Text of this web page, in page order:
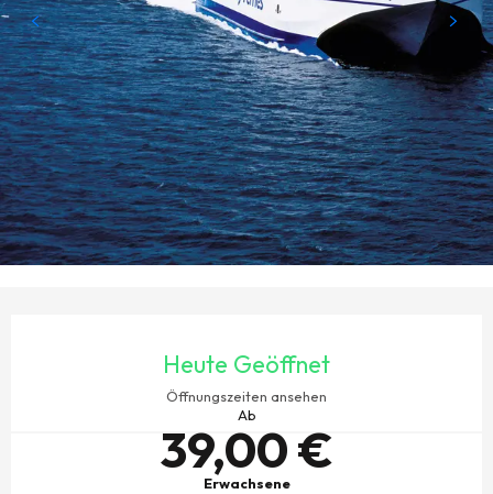
Heute Geöffnet
Öffnungszeiten ansehen
Ab
39,00 €
Erwachsene